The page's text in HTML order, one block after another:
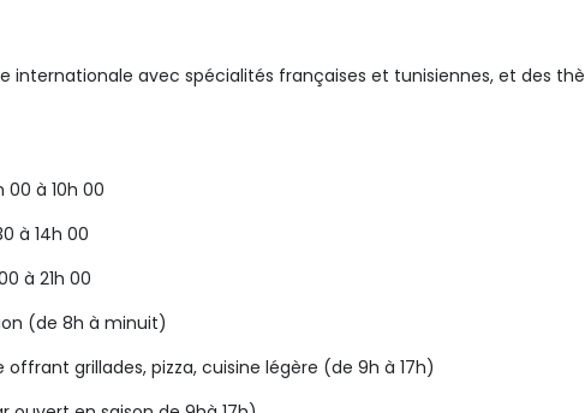
internationale avec spécialités françaises et tunisiennes, et des
à 10h 00
00
00
(de 8h à minuit)
grillades, pizza, cuisine légère (de 9h à 17h)